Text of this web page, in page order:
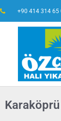
+90 414 314 65
Karaköprü